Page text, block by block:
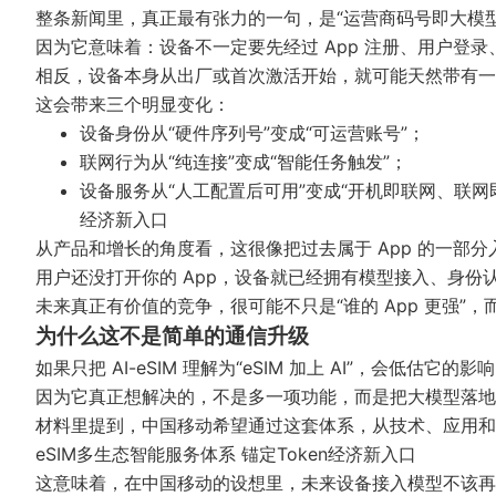
整条新闻里，真正最有张力的一句，是“运营商码号即大模
因为它意味着：设备不一定要先经过 App 注册、用户登
相反，设备本身从出厂或首次激活开始，就可能天然带有
这会带来三个明显变化：
设备身份从“硬件序列号”变成“可运营账号”；
联网行为从“纯连接”变成“智能任务触发”；
设备服务从“人工配置后可用”变成“开机即联网、联网
经济新入口
从产品和增长的角度看，这很像把过去属于 App 的一部
用户还没打开你的 App，设备就已经拥有模型接入、身份
未来真正有价值的竞争，很可能不只是“谁的 App 更强”，
为什么这不是简单的通信升级
如果只把 AI-eSIM 理解为“eSIM 加上 AI”，会低估它的影
因为它真正想解决的，不是多一项功能，而是把大模型落
材料里提到，中国移动希望通过这套体系，从技术、应用
eSIM多生态智能服务体系 锚定Token经济新入口
这意味着，在中国移动的设想里，未来设备接入模型不该